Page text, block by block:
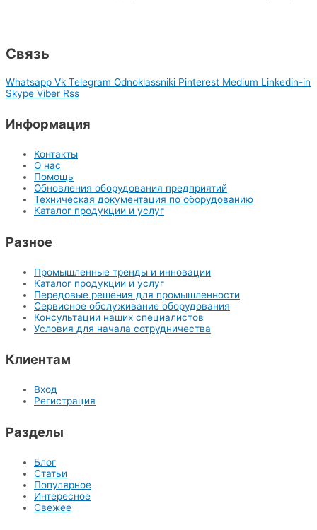
Связь
Whatsapp Vk Telegram Odnoklassniki Pinterest Medium Linkedin-in
Skype Viber Rss
Информация
Контакты
О нас
Помощь
Обновления оборудования предприятий
Техническая документация по оборудованию
Каталог продукции и услуг
Разное
Промышленные тренды и инновации
Каталог продукции и услуг
Передовые решения для промышленности
Сервисное обслуживание оборудования
Консультации наших специалистов
Условия для начала сотрудничества
Клиентам
Вход
Регистрация
Разделы
Блог
Статьи
Популярное
Интересное
Свежее